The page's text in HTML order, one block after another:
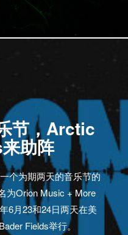
节，Arctic
助阵
个为期两天的音乐节的
为Orion Music + More
6月23和24日两天在美
Fields举行。